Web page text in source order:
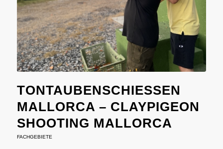
TONTAUBENSCHIESSEN M
ALLORCA – CLAYPIGEON S
HOOTING MALLORCA
FACHGEBIETE